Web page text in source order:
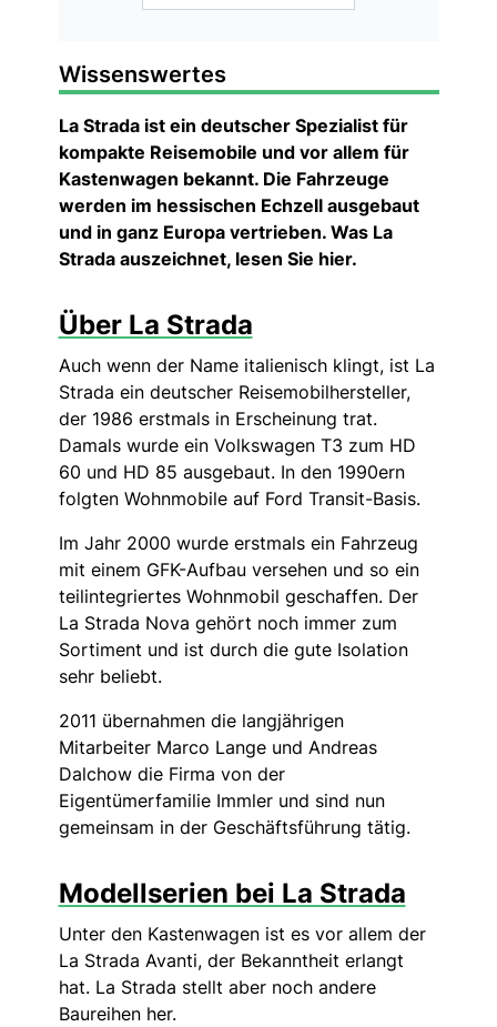
Wissenswertes
La Strada ist ein deutscher Spezialist für
kompakte Reisemobile und vor allem für
Kastenwagen bekannt. Die Fahrzeuge
werden im hessischen Echzell ausgebaut
und in ganz Europa vertrieben. Was La
Strada auszeichnet, lesen Sie hier.
Über La Strada
Auch wenn der Name italienisch klingt, ist La
Strada ein deutscher Reisemobilhersteller,
der 1986 erstmals in Erscheinung trat.
Damals wurde ein Volkswagen T3 zum HD
60 und HD 85 ausgebaut. In den 1990ern
folgten Wohnmobile auf Ford Transit-Basis.
Im Jahr 2000 wurde erstmals ein Fahrzeug
mit einem GFK-Aufbau versehen und so ein
teilintegriertes Wohnmobil geschaffen. Der
La Strada Nova gehört noch immer zum
Sortiment und ist durch die gute Isolation
sehr beliebt.
2011 übernahmen die langjährigen
Mitarbeiter Marco Lange und Andreas
Dalchow die Firma von der
Eigentümerfamilie Immler und sind nun
gemeinsam in der Geschäftsführung tätig.
Modellserien bei La Strada
Unter den Kastenwagen ist es vor allem der
La Strada Avanti, der Bekanntheit erlangt
hat. La Strada stellt aber noch andere
Baureihen her.